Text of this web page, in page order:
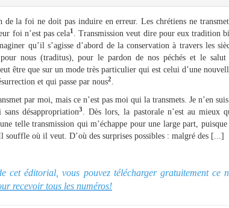
de la foi ne doit pas induire en erreur. Les chrétiens ne
foi n’est pas cela1 . Transmission veut dire pour eux tradition
qu’il s’agisse d’abord de la conservation à travers les
nous (traditus), pour le pardon de nos péchés et le
être que sur un mode très particulier qui est celui d’une
et qui passe par nous2.
par moi, mais ce n’est pas moi qui la transmets. Je n’en
désappropriation3. Dès lors, la pastorale n’est au mieux
telle transmission qui m’échappe pour une large part,
souffle où il veut. D’où des surprises possibles : malgré des [...]
cet éditorial, vous pouvez télécharger gratuitement ce
recevoir tous les numéros!